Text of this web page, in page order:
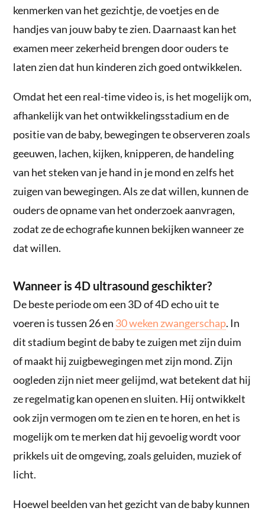
kenmerken van het gezichtje, de voetjes en de
handjes van jouw baby te zien. Daarnaast kan het
examen meer zekerheid brengen door ouders te
laten zien dat hun kinderen zich goed ontwikkelen.
Omdat het een real-time video is, is het mogelijk om,
afhankelijk van het ontwikkelingsstadium en de
positie van de baby, bewegingen te observeren zoals
geeuwen, lachen, kijken, knipperen, de handeling
van het steken van je hand in je mond en zelfs het
zuigen van bewegingen. Als ze dat willen, kunnen de
ouders de opname van het onderzoek aanvragen,
zodat ze de echografie kunnen bekijken wanneer ze
dat willen.
Wanneer is 4D ultrasound geschikter?
De beste periode om een 3D of 4D echo uit te
voeren is tussen 26 en 30 weken zwangerschap. In
dit stadium begint de baby te zuigen met zijn duim
of maakt hij zuigbewegingen met zijn mond. Zijn
oogleden zijn niet meer gelijmd, wat betekent dat hij
ze regelmatig kan openen en sluiten. Hij ontwikkelt
ook zijn vermogen om te zien en te horen, en het is
mogelijk om te merken dat hij gevoelig wordt voor
prikkels uit de omgeving, zoals geluiden, muziek of
licht.
Hoewel beelden van het gezicht van de baby kunnen